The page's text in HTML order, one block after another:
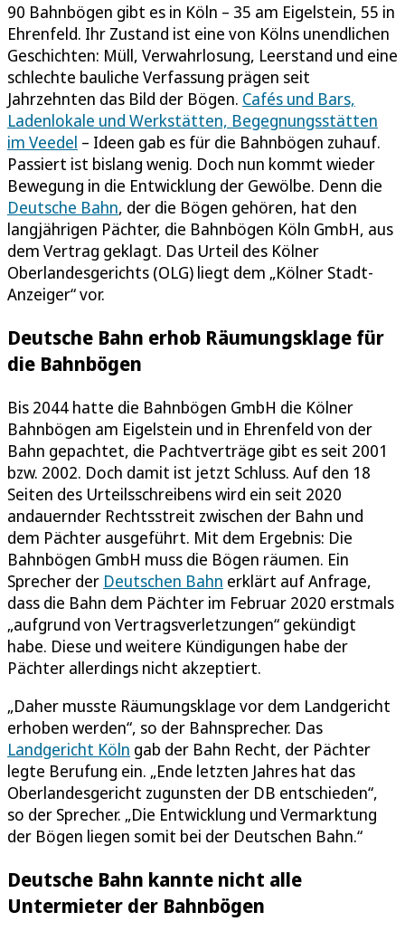
90 Bahnbögen gibt es in Köln – 35 am Eigelstein, 55 in
Ehrenfeld. Ihr Zustand ist eine von Kölns unendlichen
Geschichten: Müll, Verwahrlosung, Leerstand und eine
schlechte bauliche Verfassung prägen seit
Jahrzehnten das Bild der Bögen. Cafés und Bars,
Ladenlokale und Werkstätten, Begegnungsstätten
im Veedel – Ideen gab es für die Bahnbögen zuhauf.
Passiert ist bislang wenig. Doch nun kommt wieder
Bewegung in die Entwicklung der Gewölbe. Denn die
Deutsche Bahn, der die Bögen gehören, hat den
langjährigen Pächter, die Bahnbögen Köln GmbH, aus
dem Vertrag geklagt. Das Urteil des Kölner
Oberlandesgerichts (OLG) liegt dem „Kölner Stadt-
Anzeiger“ vor.
Deutsche Bahn erhob Räumungsklage für
die Bahnbögen
Bis 2044 hatte die Bahnbögen GmbH die Kölner
Bahnbögen am Eigelstein und in Ehrenfeld von der
Bahn gepachtet, die Pachtverträge gibt es seit 2001
bzw. 2002. Doch damit ist jetzt Schluss. Auf den 18
Seiten des Urteilsschreibens wird ein seit 2020
andauernder Rechtsstreit zwischen der Bahn und
dem Pächter ausgeführt. Mit dem Ergebnis: Die
Bahnbögen GmbH muss die Bögen räumen. Ein
Sprecher der Deutschen Bahn erklärt auf Anfrage,
dass die Bahn dem Pächter im Februar 2020 erstmals
„aufgrund von Vertragsverletzungen“ gekündigt
habe. Diese und weitere Kündigungen habe der
Pächter allerdings nicht akzeptiert.
„Daher musste Räumungsklage vor dem Landgericht
erhoben werden“, so der Bahnsprecher. Das
Landgericht Köln gab der Bahn Recht, der Pächter
legte Berufung ein. „Ende letzten Jahres hat das
Oberlandesgericht zugunsten der DB entschieden“,
so der Sprecher. „Die Entwicklung und Vermarktung
der Bögen liegen somit bei der Deutschen Bahn.“
Deutsche Bahn kannte nicht alle
Untermieter der Bahnbögen